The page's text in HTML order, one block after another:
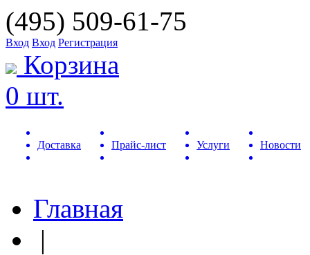
(495) 509-61-75
Вход Вход Регистрация
Корзина
0 шт.
Доставка Прайс-лист Услуги Новости
Главная
|